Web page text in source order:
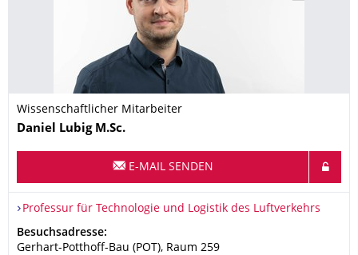
Wissenschaftlicher Mitarbeiter
Name
Daniel Lubig M.Sc.
E-MAIL SENDEN
Organisationsname
Professur für Technologie und Logistik des Luftverkehrs
Professur für Technologie und Logistik des Luftverkehrs
Adresse
Besuchsadresse:
Gerhart-Potthoff-Bau (POT), Raum 259